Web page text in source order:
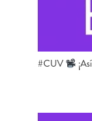
#CUV ​